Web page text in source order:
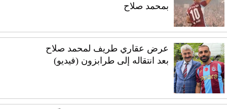
بمحمد صلاح
عرض عقاري طريف لمحمد صلاح
بعد انتقاله إلى طرابزون (فيديو)